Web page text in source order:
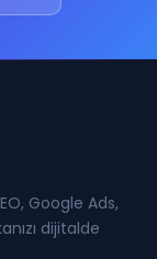
Google Ads,
dijitalde